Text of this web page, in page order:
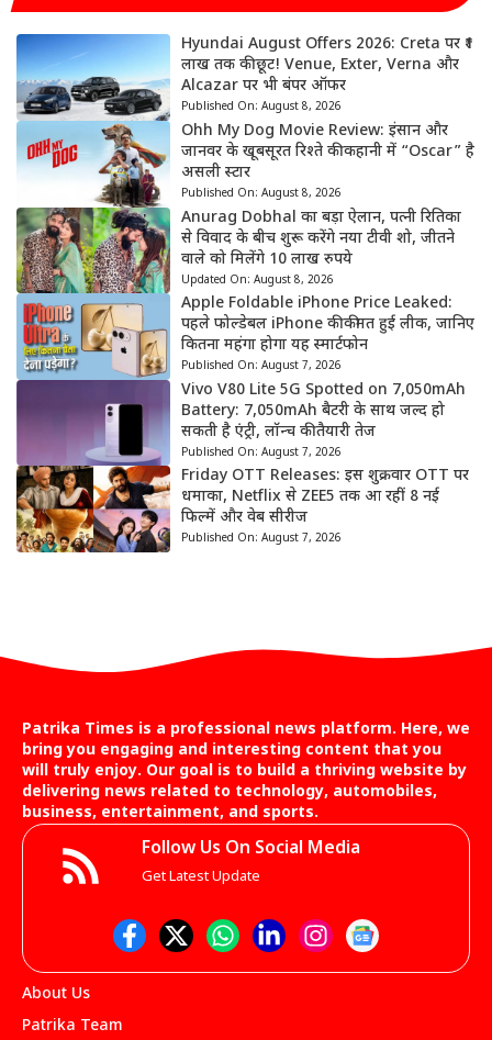
Hyundai August Offers 2026: Creta पर ₹1
लाख तक की छूट! Venue, Exter, Verna और
Alcazar पर भी बंपर ऑफर
Published On: August 8, 2026
Ohh My Dog Movie Review: इंसान और
जानवर के खूबसूरत रिश्ते की कहानी में “Oscar” है
असली स्टार
Published On: August 8, 2026
Anurag Dobhal का बड़ा ऐलान, पत्नी रितिका
से विवाद के बीच शुरू करेंगे नया टीवी शो, जीतने
वाले को मिलेंगे 10 लाख रुपये
Updated On: August 8, 2026
Apple Foldable iPhone Price Leaked:
पहले फोल्डेबल iPhone की कीमत हुई लीक, जानिए
कितना महंगा होगा यह स्मार्टफोन
Published On: August 7, 2026
Vivo V80 Lite 5G Spotted on 7,050mAh
Battery: 7,050mAh बैटरी के साथ जल्द हो
सकती है एंट्री, लॉन्च की तैयारी तेज
Published On: August 7, 2026
Friday OTT Releases: इस शुक्रवार OTT पर
धमाका, Netflix से ZEE5 तक आ रहीं 8 नई
फिल्में और वेब सीरीज
Published On: August 7, 2026
Patrika Times is a professional news platform. Here, we
bring you engaging and interesting content that you
will truly enjoy. Our goal is to build a thriving website by
delivering news related to technology, automobiles,
business, entertainment, and sports.
Follow Us On Social Media
Get Latest Update
About Us
Patrika Team